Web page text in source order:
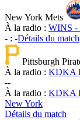
New York Mets
À la radio : WINS -
- : -Détails du match
Pittsburgh
À la radio : KDKA
--
À la radio : KDKA
New York
Détails du match